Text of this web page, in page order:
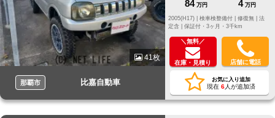
41枚
那覇市 比嘉自動車
84 万円 4 万円
修復無 | 法
定含 | 保証付・3ヶ月・3千km
＼無料／
在庫・見積り 店舗に電話
お気に入り追加
現在 6人が追加済